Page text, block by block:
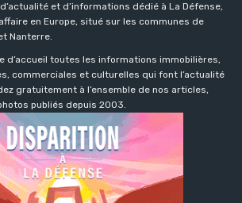
et d’informations dédié à La Défense,
en Europe, situé sur les communes de
Nanterre.
d’accueil toutes les informations immobilières,
commerciales et culturelles qui font l’actualité
gratuitement à l’ensemble de nos articles,
publiés depuis 2003.